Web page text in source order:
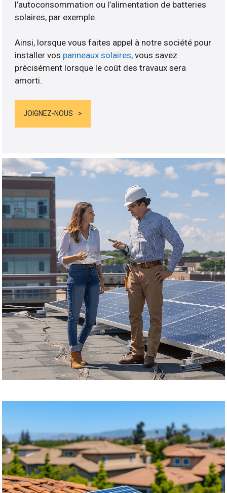
l’autoconsommation ou l’alimentation de batteries
solaires, par exemple.
Ainsi, lorsque vous faites appel à notre société pour
installer vos panneaux solaires, vous savez
précisément lorsque le coût des travaux sera
amorti.
JOIGNEZ-NOUS